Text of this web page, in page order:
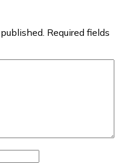
Required fields